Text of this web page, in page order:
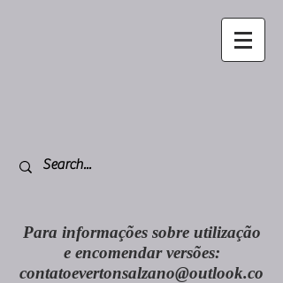
Para informações sobre utilização
e encomendar versões:
contatoevertonsalzano@outlook.co